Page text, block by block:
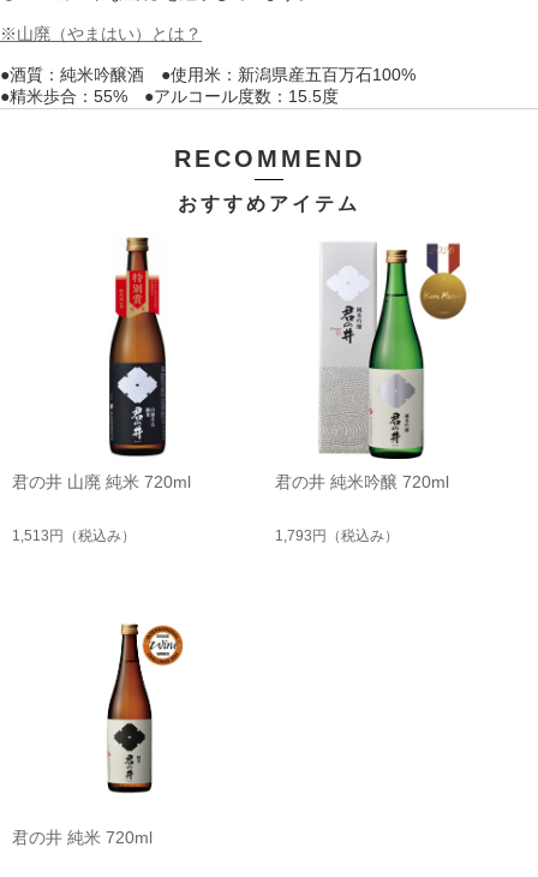
※山廃（やまはい）とは？
●酒質：純米吟醸酒 ●使用米：新潟県産五百万石100%
●精米歩合：55% ●アルコール度数：15.5度
RECOMMEND
おすすめアイテム
君の井 山廃 純米 720ml
1,513円 （税込み）
君の井 純米吟醸 720ml
1,793円 （税込み）
君の井 純米 720ml